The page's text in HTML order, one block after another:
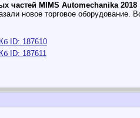
частей MIMS Automechanika 2018
новое торговое оборудование.